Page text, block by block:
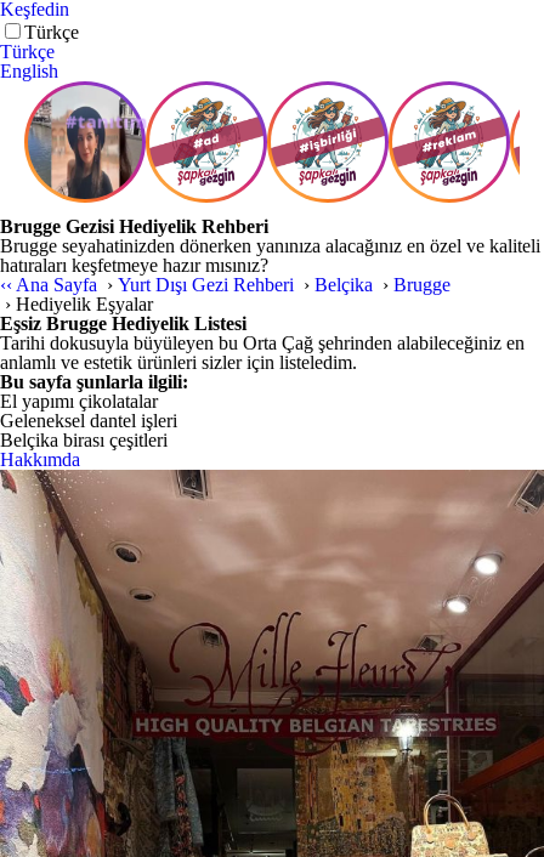
Keşfedin
Türkçe
Türkçe
English
Brugge Gezisi Hediyelik Rehberi
Brugge seyahatinizden dönerken yanınıza alacağınız en özel ve kaliteli
hatıraları keşfetmeye hazır mısınız?
‹‹ Ana Sayfa › Yurt Dışı Gezi Rehberi › Belçika › Brugge
› Hediyelik Eşyalar
Eşsiz Brugge Hediyelik Listesi
Tarihi dokusuyla büyüleyen bu Orta Çağ şehrinden alabileceğiniz en
anlamlı ve estetik ürünleri sizler için listeledim.
Bu sayfa şunlarla ilgili:
El yapımı çikolatalar
Geleneksel dantel işleri
Belçika birası çeşitleri
Hakkımda